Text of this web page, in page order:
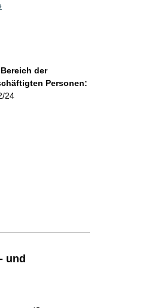
der
Personen:
24
und